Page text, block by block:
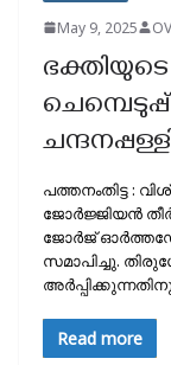
May 9, 2025
പത്തനംതിട്ട :
ജോർജ്ജിയൻ
ജോർജ്
സമാപിച്ചു.
Read more